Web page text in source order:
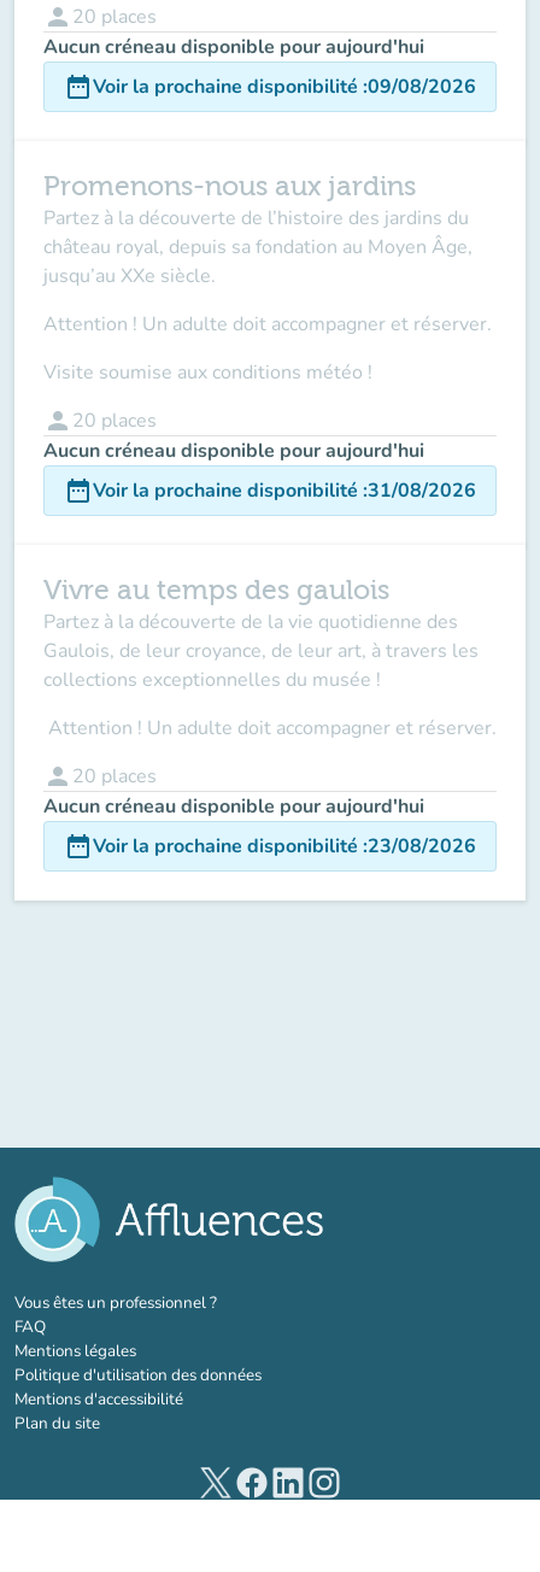
person 20 places
Aucun créneau disponible pour aujourd'hui
date_rangeVoir la prochaine disponibilité :09/08/2026
Promenons-nous aux jardins
Partez à la découverte de l’histoire des jardins du
château royal, depuis sa fondation au Moyen Âge,
jusqu’au XXe siècle.
Attention ! Un adulte doit accompagner et réserver.
Visite soumise aux conditions météo !
person 20 places
Aucun créneau disponible pour aujourd'hui
date_rangeVoir la prochaine disponibilité :31/08/2026
Vivre au temps des gaulois
Partez à la découverte de la vie quotidienne des
Gaulois, de leur croyance, de leur art, à travers les
collections exceptionnelles du musée !
Attention ! Un adulte doit accompagner et réserver.
person 20 places
Aucun créneau disponible pour aujourd'hui
date_rangeVoir la prochaine disponibilité :23/08/2026
Vous êtes un professionnel ?(nouvel onglet)
FAQ
Mentions légales
Politique d'utilisation des données
Mentions d'accessibilité
Plan du site
(nouvel onglet)
(nouvel onglet)
(nouvel onglet)